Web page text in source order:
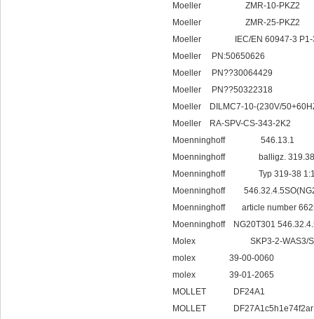
Moeller ZMR-10-PKZ2
Moeller ZMR-25-PKZ2
Moeller IEC/EN 60947-3 P1-32
Moeller PN:50650626
Moeller PN??30064429
Moeller PN??50322318
Moeller DILMC7-10-(230V/
Moeller RA-SPV-CS-343-2K2
Moenninghoff 546.13.1
Moenninghoff balligz.
Moenninghoff Typ 319-38 1:1
Moenninghoff
Moenninghoff article number
Moenninghoff NG20T301
Molex SKP3-2-WAS3/
molex 39-00-0060
molex 39-01-2065
MOLLET DF24A1
MOLLET